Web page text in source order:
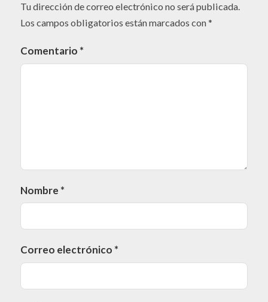
Tu dirección de correo electrónico no será publicada.
Los campos obligatorios están marcados con*
Comentario *
Nombre *
Correo electrónico *